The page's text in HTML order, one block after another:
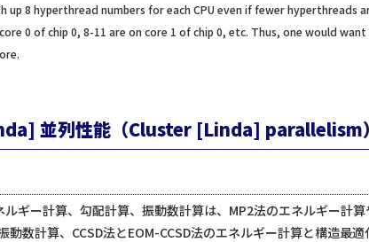
8 hyperthread numbers for each CPU even if fewer hyperthreads
0 of chip 0, 8-11 are on core 1 of chip 0, etc. Thus, one would
並列性能（Cluster [Linda] parallelism）
ギー計算、勾配計算、振動数計算は、MP2法のエネルギー計
数計算、CCSD法とEOM-CCSD法のエネルギー計算と構造最